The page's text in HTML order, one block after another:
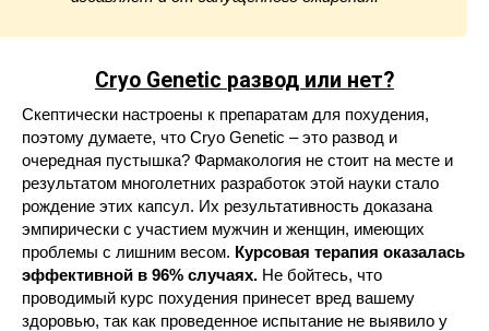
Cryo Genetic развод или нет?
Скептически настроены к препаратам для похудения,
поэтому думаете, что Cryo Genetic – это развод и
очередная пустышка? Фармакология не стоит на месте и
результатом многолетних разработок этой науки стало
рождение этих капсул. Их результативность доказана
эмпирически с участием мужчин и женщин, имеющих
проблемы с лишним весом. Курсовая терапия оказалась
эффективной в 96% случаях. Не бойтесь, что
проводимый курс похудения принесет вред вашему
здоровью, так как проведенное испытание не выявило у